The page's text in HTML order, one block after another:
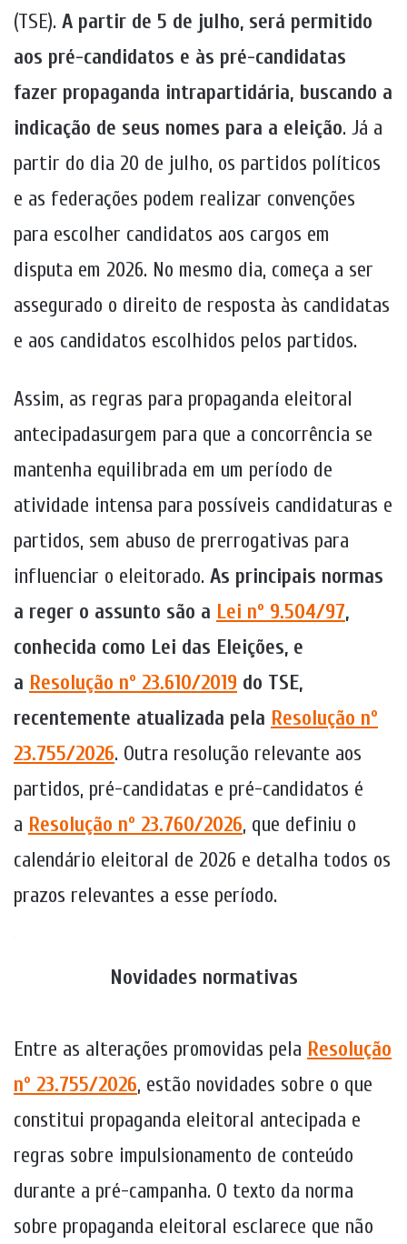
(TSE). A partir de 5 de julho, será permitido
aos pré-candidatos e às pré-candidatas
fazer propaganda intrapartidária, buscando a
indicação de seus nomes para a eleição. Já a
partir do dia 20 de julho, os partidos políticos
e as federações podem realizar convenções
para escolher candidatos aos cargos em
disputa em 2026. No mesmo dia, começa a ser
assegurado o direito de resposta às candidatas
e aos candidatos escolhidos pelos partidos.
Assim, as regras para propaganda eleitoral
antecipadasurgem para que a concorrência se
mantenha equilibrada em um período de
atividade intensa para possíveis candidaturas e
partidos, sem abuso de prerrogativas para
influenciar o eleitorado. As principais normas
a reger o assunto são a Lei nº 9.504/97,
conhecida como Lei das Eleições, e
a Resolução nº 23.610/2019 do TSE,
recentemente atualizada pela Resolução nº
23.755/2026. Outra resolução relevante aos
partidos, pré-candidatas e pré-candidatos é
a Resolução nº 23.760/2026, que definiu o
calendário eleitoral de 2026 e detalha todos os
prazos relevantes a esse período.
Novidades normativas
Entre as alterações promovidas pela Resolução
nº 23.755/2026, estão novidades sobre o que
constitui propaganda eleitoral antecipada e
regras sobre impulsionamento de conteúdo
durante a pré-campanha. O texto da norma
sobre propaganda eleitoral esclarece que não